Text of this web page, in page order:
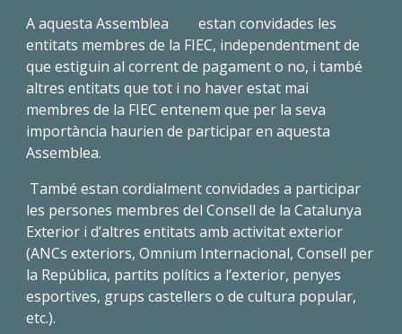
A aquesta Assemblea
estan convidades les
entitats membres de la FIEC, independentment de
que estiguin al corrent de pagament o no, i també
altres entitats que tot i no haver estat mai
membres de la FIEC entenem que per la seva
importància haurien de participar en aquesta
Assemblea.
També estan cordialment convidades a participar
les persones membres del Consell de la Catalunya
Exterior i d’altres entitats amb activitat exterior
(ANCs exteriors, Omnium Internacional, Consell per
la República, partits polítics a l’exterior, penyes
esportives, grups castellers o de cultura popular,
etc.).